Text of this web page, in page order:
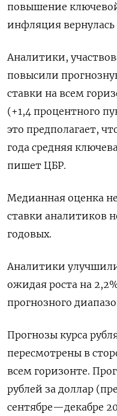
повышение
инфляция вернулась
Аналитики,
повысили
ставки на всем
(+1,4 процентного
это предполагает,
года средняя
пишет ЦБР.
Медианная оценка
ставки аналитиков
годовых.
Аналитики
ожидая роста на
прогнозного
Прогнозы курса
пересмотрены в
всем горизонте.
рублей за доллар
сентябре—декабре